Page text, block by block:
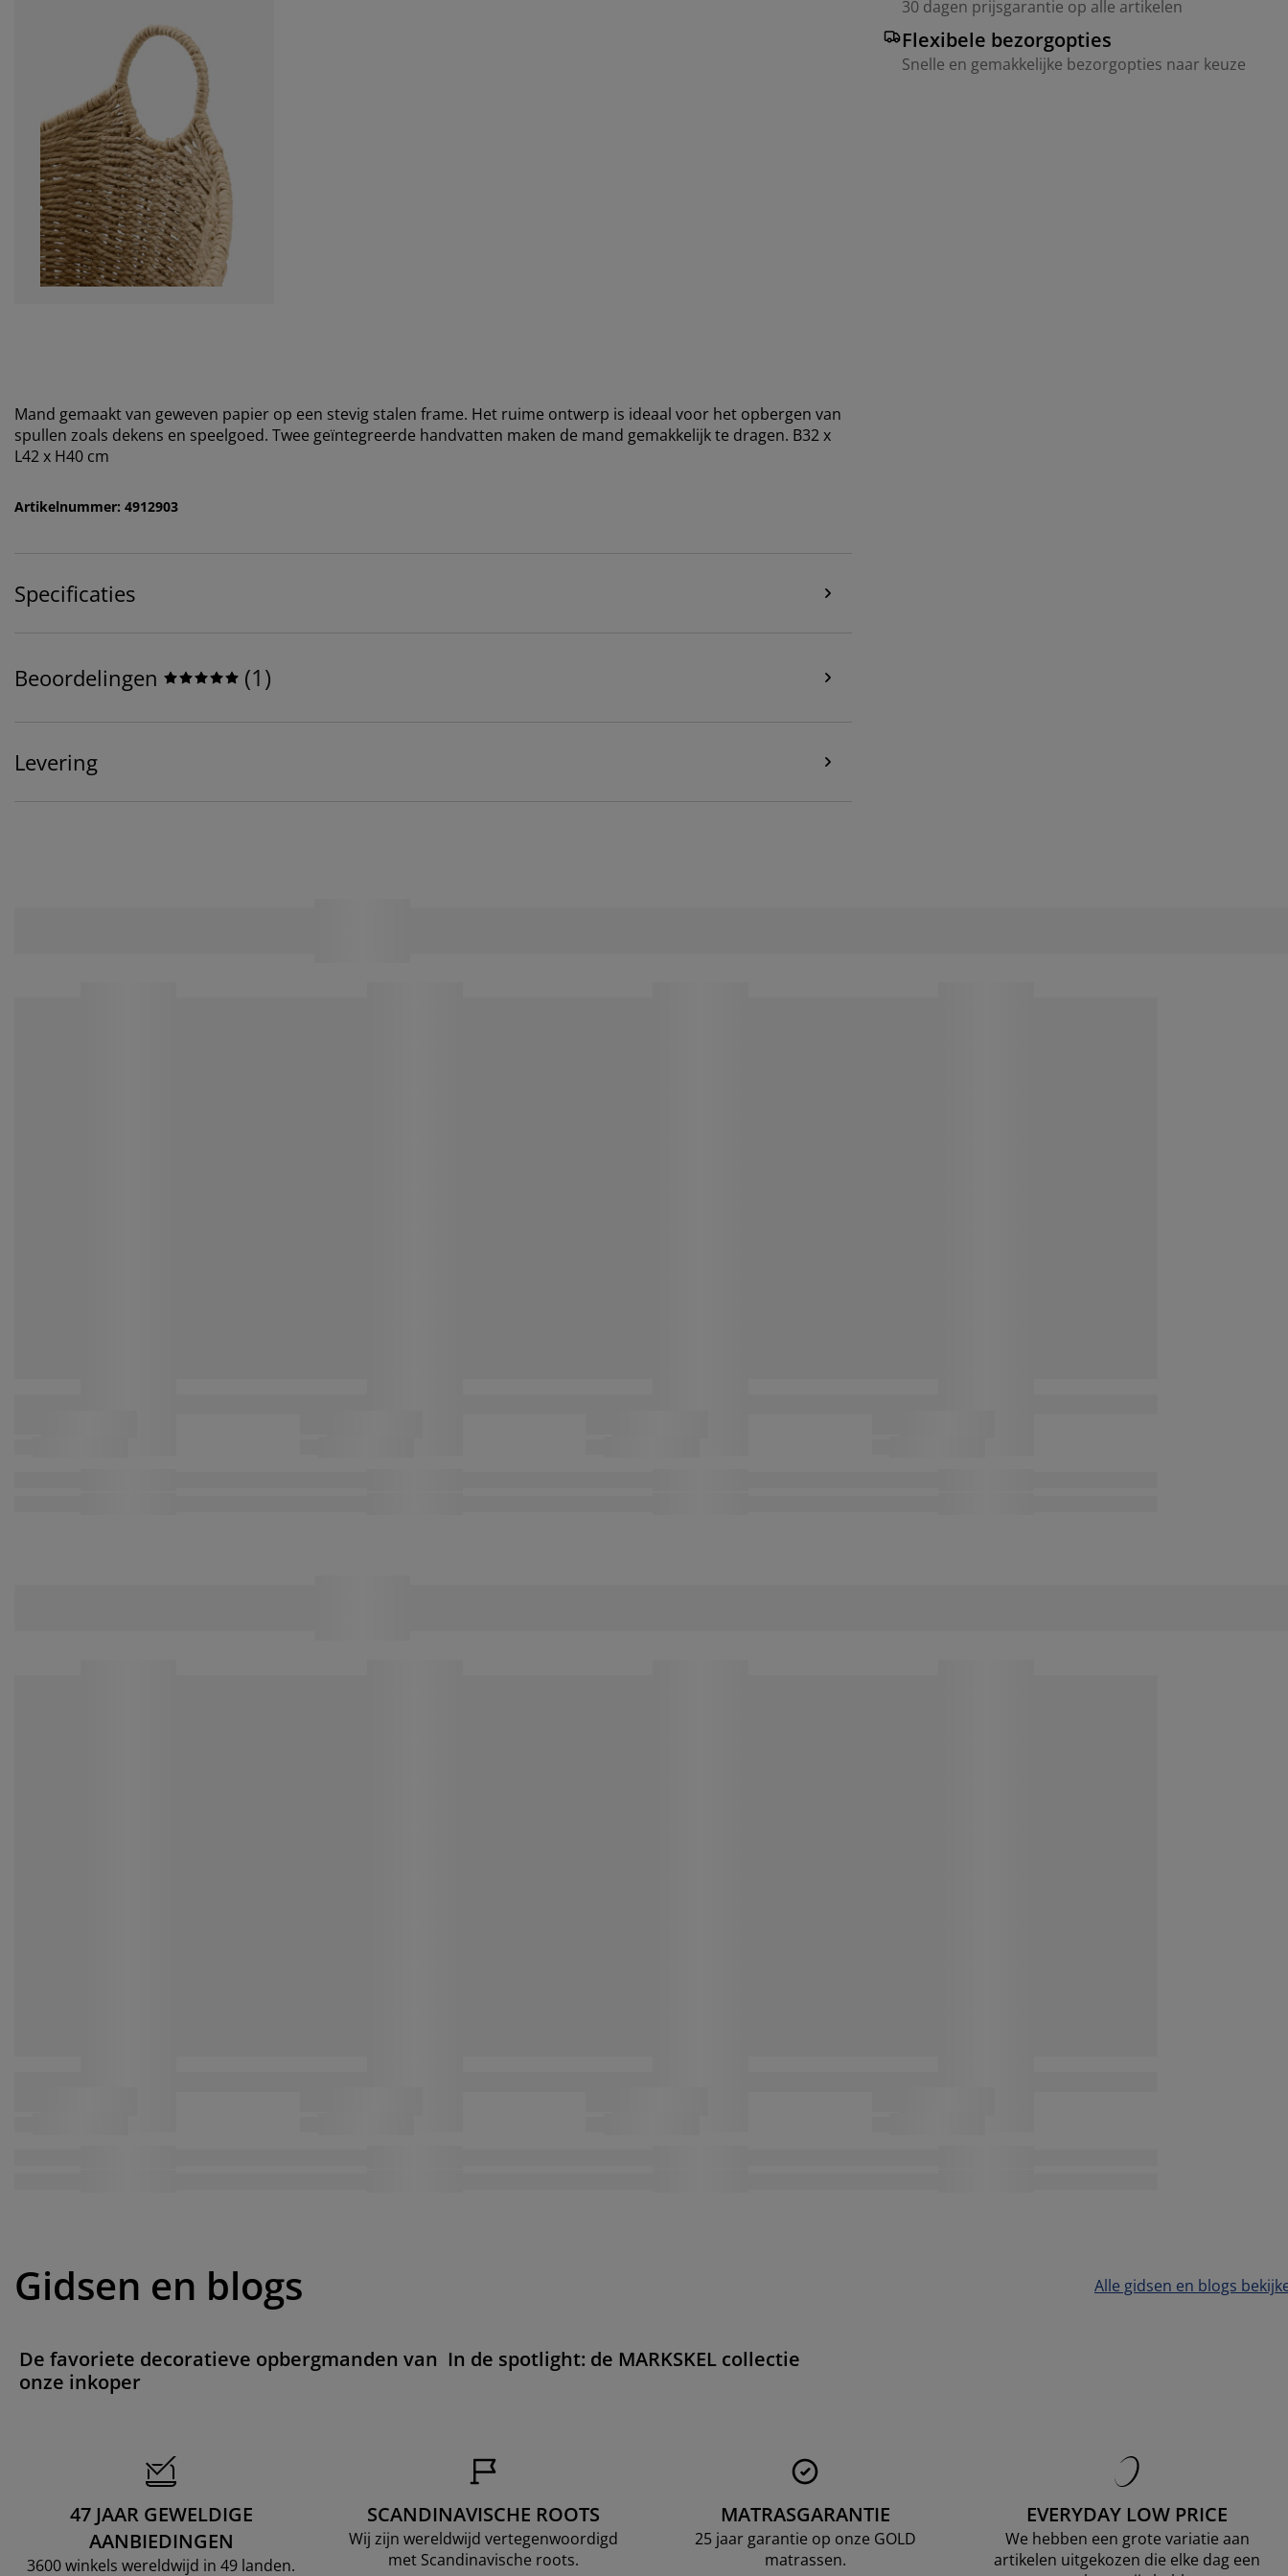
30 dagen prijsgarantie op alle artikelen
Flexibele bezorgopties
Snelle en gemakkelijke bezorgopties naar keuze
Mand gemaakt van geweven papier op een stevig stalen frame. Het ruime ontwerp is ideaal voor het opbergen van
spullen zoals dekens en speelgoed. Twee geïntegreerde handvatten maken de mand gemakkelijk te dragen. B32 x
L42 x H40 cm
Artikelnummer: 4912903
Specificaties
Beoordelingen (1)
Levering
Gidsen en blogs Alle gidsen en blogs
De favoriete decoratieve opbergmanden van
onze inkoper
In de spotlight: de MARKSKEL collectie
47 JAAR GEWELDIGE
AANBIEDINGEN
3600 winkels wereldwijd in 49 landen.
SCANDINAVISCHE ROOTS
Wij zijn wereldwijd vertegenwoordigd
met Scandinavische roots.
MATRASGARANTIE
25 jaar garantie op onze GOLD
matrassen.
EVERYDAY LOW PRICE
We hebben een grote variatie aan
artikelen uitgekozen die elke dag een